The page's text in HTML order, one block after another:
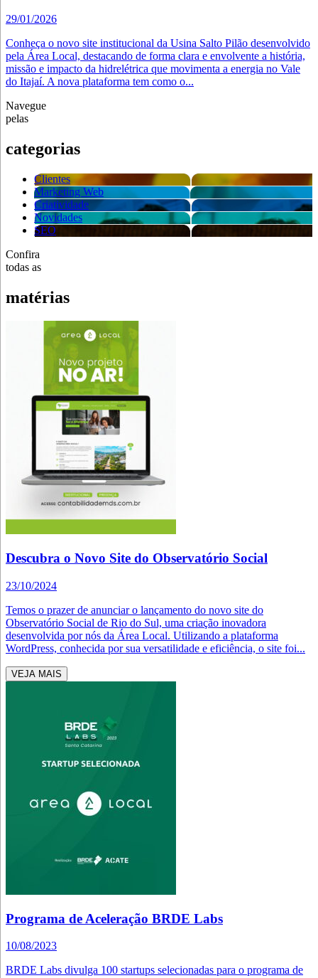
29/01/2026
Conheça o novo site institucional da Usina Salto Pilão desenvolvido
pela Área Local, destacando de forma clara e envolvente a história,
missão e impacto da hidrelétrica que movimenta a energia no Vale
do Itajaí. A nova plataforma tem como o...
Navegue
pelas
categorias
Clientes
Marketing Web
Criatividade
Novidades
SEO
Confira
todas as
matérias
Descubra o Novo Site do Observatório Social
23/10/2024
Temos o prazer de anunciar o lançamento do novo site do
Observatório Social de Rio do Sul, uma criação inovadora
desenvolvida por nós da Área Local. Utilizando a plataforma
WordPress, conhecida por sua versatilidade e eficiência, o site foi...
VEJA MAIS
Programa de Aceleração BRDE Labs
10/08/2023
BRDE Labs divulga 100 startups selecionadas para o programa de